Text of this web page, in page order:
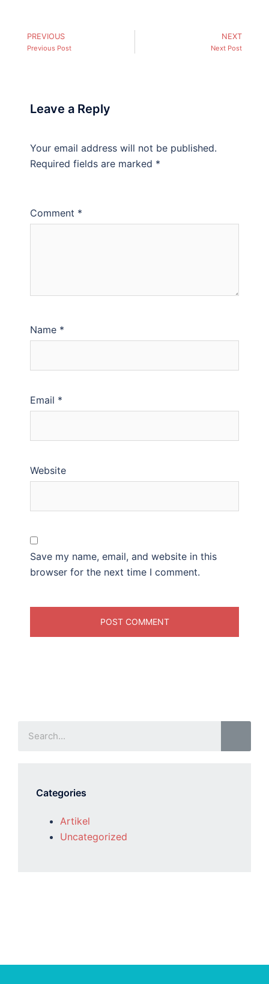
PREVIOUS
Previous Post
NEXT
Next Post
Leave a Reply
Your email address will not be published.
Required fields are marked *
Comment *
Name *
Email *
Website
Save my name, email, and website in this
browser for the next time I comment.
Categories
Artikel
Uncategorized